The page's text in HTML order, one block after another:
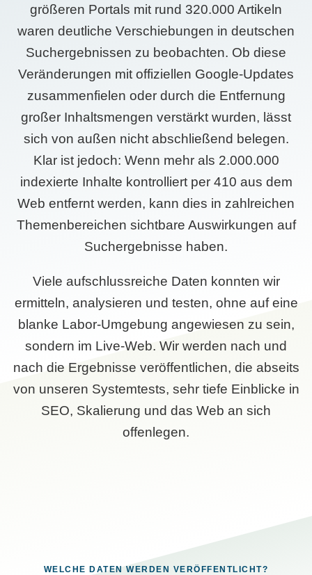
größeren Portals mit rund 320.000 Artikeln
waren deutliche Verschiebungen in deutschen
Suchergebnissen zu beobachten. Ob diese
Veränderungen mit offiziellen Google-Updates
zusammenfielen oder durch die Entfernung
großer Inhaltsmengen verstärkt wurden, lässt
sich von außen nicht abschließend belegen.
Klar ist jedoch: Wenn mehr als 2.000.000
indexierte Inhalte kontrolliert per 410 aus dem
Web entfernt werden, kann dies in zahlreichen
Themenbereichen sichtbare Auswirkungen auf
Suchergebnisse haben.
Viele aufschlussreiche Daten konnten wir
ermitteln, analysieren und testen, ohne auf eine
blanke Labor-Umgebung angewiesen zu sein,
sondern im Live-Web. Wir werden nach und
nach die Ergebnisse veröffentlichen, die abseits
von unseren Systemtests, sehr tiefe Einblicke in
SEO, Skalierung und das Web an sich
offenlegen.
WELCHE DATEN WERDEN VERÖFFENTLICHT?